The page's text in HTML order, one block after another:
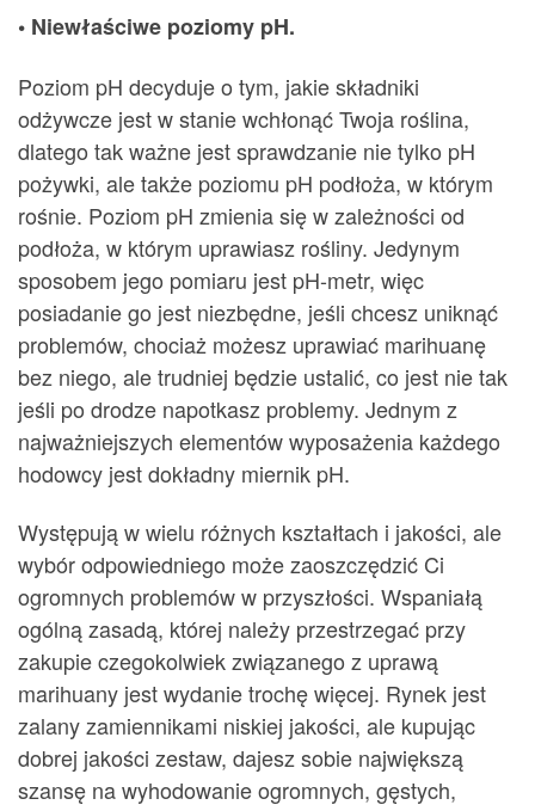
• Niewłaściwe poziomy pH.
Poziom pH decyduje o tym, jakie składniki
odżywcze jest w stanie wchłonąć Twoja roślina,
dlatego tak ważne jest sprawdzanie nie tylko pH
pożywki, ale także poziomu pH podłoża, w którym
rośnie. Poziom pH zmienia się w zależności od
podłoża, w którym uprawiasz rośliny. Jedynym
sposobem jego pomiaru jest pH-metr, więc
posiadanie go jest niezbędne, jeśli chcesz uniknąć
problemów, chociaż możesz uprawiać marihuanę
bez niego, ale trudniej będzie ustalić, co jest nie tak
jeśli po drodze napotkasz problemy. Jednym z
najważniejszych elementów wyposażenia każdego
hodowcy jest dokładny miernik pH.
Występują w wielu różnych kształtach i jakości, ale
wybór odpowiedniego może zaoszczędzić Ci
ogromnych problemów w przyszłości. Wspaniałą
ogólną zasadą, której należy przestrzegać przy
zakupie czegokolwiek związanego z uprawą
marihuany jest wydanie trochę więcej. Rynek jest
zalany zamiennikami niskiej jakości, ale kupując
dobrej jakości zestaw, dajesz sobie największą
szansę na wyhodowanie ogromnych, gęstych,